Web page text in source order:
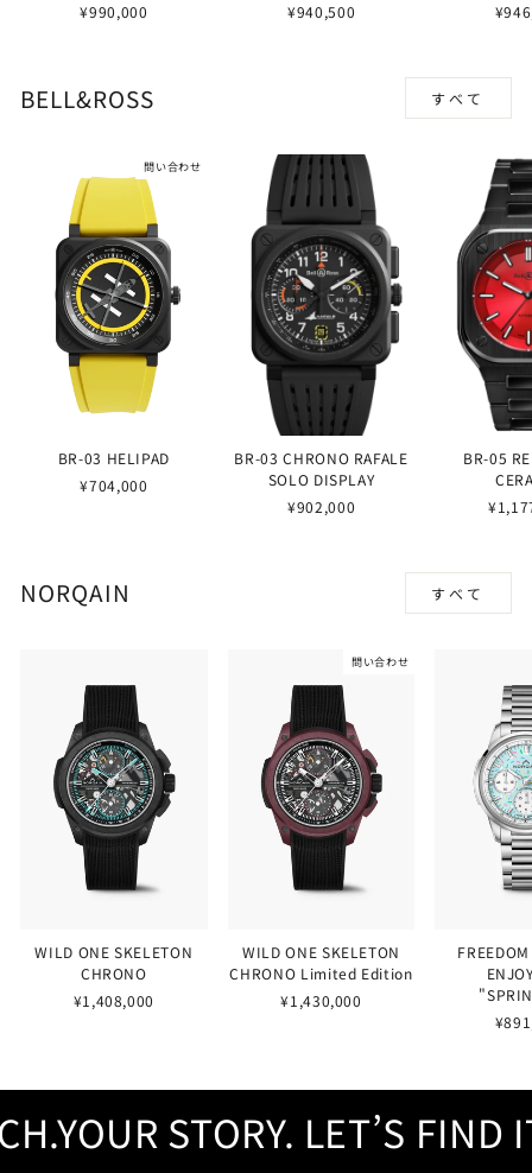
¥990,000 ¥940,500
BELL&ROSS すべて
問い合わせ
BR-03 HELIPAD
¥704,000
BR-03 CHRONO RAFALE
SOLO DISPLAY
¥902,000
BR-05
NORQAIN すべて
WILD ONE SKELETON
CHRONO
¥1,408,000
問い合わせ
WILD ONE SKELETON
CHRONO Limited Edition
¥1,430,000
STORY. LET’S FIND IT.